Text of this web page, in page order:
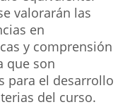
valorarán las
en
y comprensión
que son
para el desarrollo
del curso.